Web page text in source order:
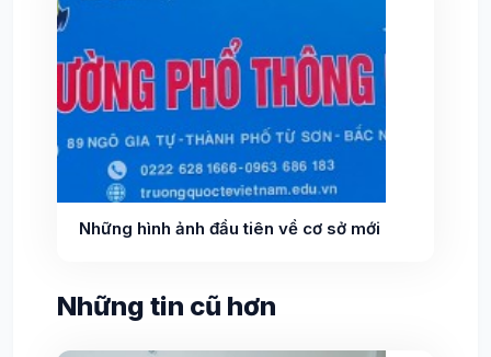
Những hình ảnh đầu tiên về cơ sở mới
Những tin cũ hơn